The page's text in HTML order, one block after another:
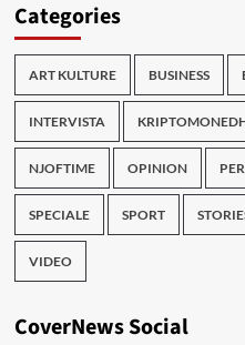
Categories
ART KULTURE BUSINESS
INTERVISTA
NJOFTIME OPINION
SPECIALE SPORT
VIDEO
CoverNews Social